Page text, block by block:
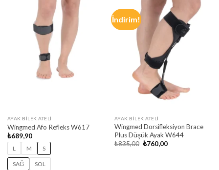
AYAK BILEK ATELI
Wingmed Afo Refleks W617
₺689,90
L M S
SAĞ SOL
İndirim!
AYAK BILEK ATELI
Wingmed Dorsifleksiyon Brace
Plus Düşük Ayak W644
₺835,00 Orijinal
₺760,00Şu